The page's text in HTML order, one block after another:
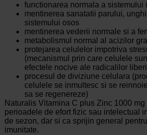
functionarea normala a sistemului
mentinerea sanatatii parului,
sistemului osos
mentinerea vederii normale si a
metabolismul normal al acizilor
protejarea celulelor impotriva
(mecanismul prin care celulele
efectele nocive ale radicalilor
procesul de diviziune celulara
celulele se inmultesc si se
sa se regenereze)
Naturalis Vitamina C plus Zinc 1000
perioadele de efort fizic sau intelectual
de sezon, dar si ca sprijin general
imunitate.